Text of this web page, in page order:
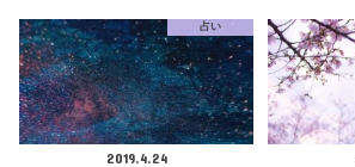
占い
2019.4.24